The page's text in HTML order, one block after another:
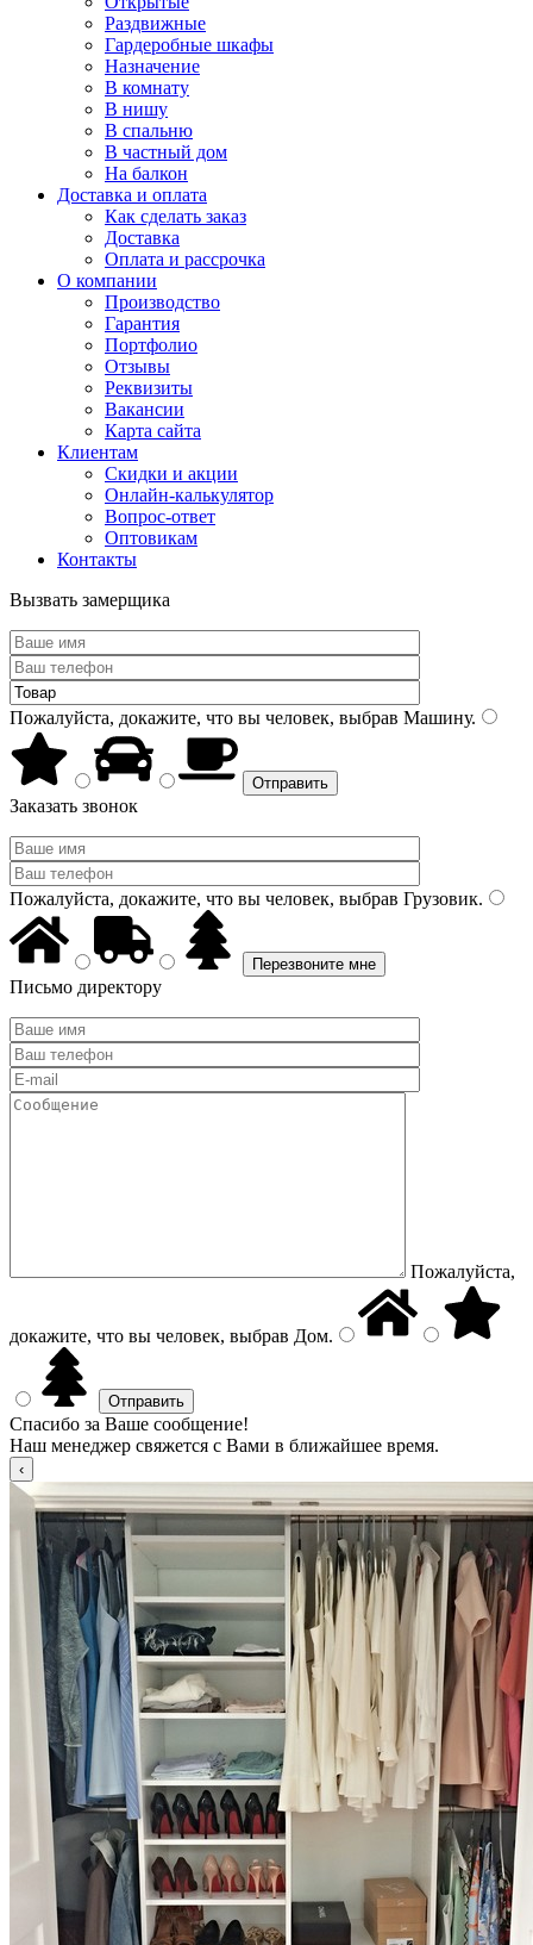
Раздвижные
Гардеробные шкафы
Назначение
В комнату
В нишу
В спальню
В частный дом
На балкон
Доставка и оплата
Как сделать заказ
Доставка
Оплата и рассрочка
О компании
Производство
Гарантия
Портфолио
Отзывы
Реквизиты
Вакансии
Карта сайта
Клиентам
Скидки и акции
Онлайн-калькулятор
Вопрос-ответ
Оптовикам
Контакты
Вызвать замерщика
Пожалуйста, докажите, что вы человек, выбрав Машину.
Заказать звонок
Пожалуйста, докажите, что вы человек, выбрав Грузовик.
Письмо директору
Пожалуйста,
докажите, что вы человек, выбрав Дом.
Спасибо за Ваше сообщение!
Наш менеджер свяжется с Вами в ближайшее время.